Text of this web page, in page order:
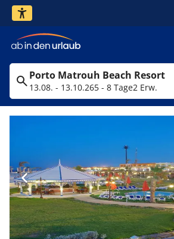
Porto Matrouh Beach Resort
13.08. - 13.10.265 - 8 Tage2 Erw.